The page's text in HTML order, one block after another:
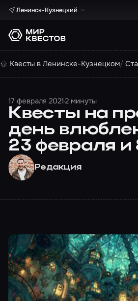
Ленинск-Кузнецкий
Квесты в Ленинске-Кузнецком
17 февраля 20212 минуты
Квесты на
день
23 февраля и
Редакция